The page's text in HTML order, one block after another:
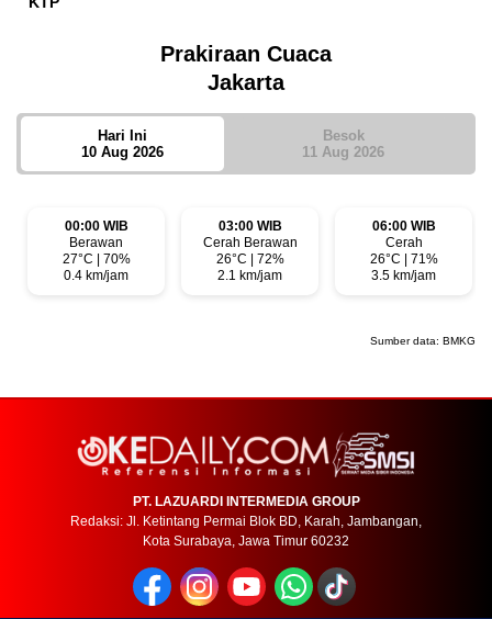
Prakiraan Cuaca
Jakarta
Hari Ini
10 Aug 2026
Besok
11 Aug 2026
00:00 WIB
Berawan
27°C | 70%
0.4 km/jam
03:00 WIB
Cerah Berawan
26°C | 72%
2.1 km/jam
06:00 WIB
Cerah
26°C | 71%
3.5 km/jam
Sumber data: BMKG
PT. LAZUARDI INTERMEDIA GROUP
Redaksi: Jl. Ketintang Permai Blok BD, Karah, Jambangan,
Kota Surabaya, Jawa Timur 60232